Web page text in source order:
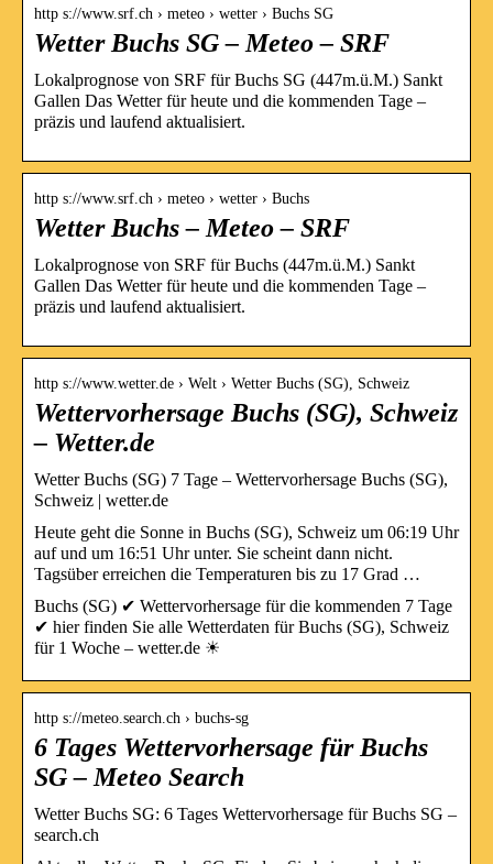
http s://www.srf.ch › meteo › wetter › Buchs SG
Wetter Buchs SG – Meteo – SRF
Lokalprognose von SRF für Buchs SG (447m.ü.M.) Sankt
Gallen Das Wetter für heute und die kommenden Tage –
präzis und laufend aktualisiert.
http s://www.srf.ch › meteo › wetter › Buchs
Wetter Buchs – Meteo – SRF
Lokalprognose von SRF für Buchs (447m.ü.M.) Sankt
Gallen Das Wetter für heute und die kommenden Tage –
präzis und laufend aktualisiert.
http s://www.wetter.de › Welt › Wetter Buchs (SG), Schweiz
Wettervorhersage Buchs (SG), Schweiz
– Wetter.de
Wetter Buchs (SG) 7 Tage – Wettervorhersage Buchs (SG),
Schweiz | wetter.de
Heute geht die Sonne in Buchs (SG), Schweiz um 06:19 Uhr
auf und um 16:51 Uhr unter. Sie scheint dann nicht.
Tagsüber erreichen die Temperaturen bis zu 17 Grad …
Buchs (SG) ✔ Wettervorhersage für die kommenden 7 Tage
✔ hier finden Sie alle Wetterdaten für Buchs (SG), Schweiz
für 1 Woche – wetter.de ☀
http s://meteo.search.ch › buchs-sg
6 Tages Wettervorhersage für Buchs
SG – Meteo Search
Wetter Buchs SG: 6 Tages Wettervorhersage für Buchs SG –
search.ch